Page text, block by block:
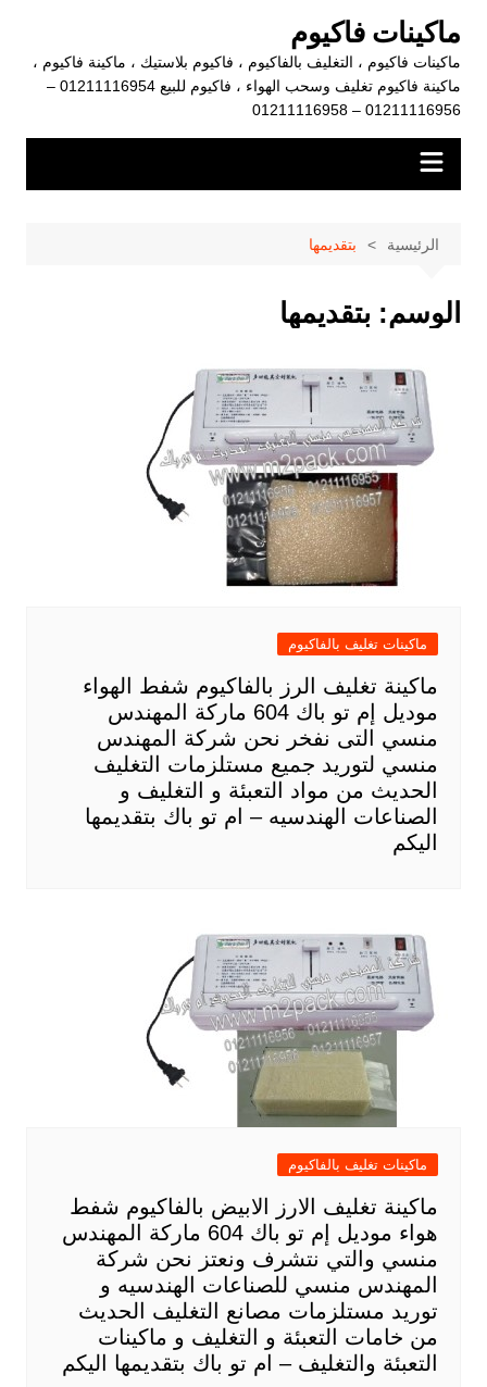
المحتوى
ماكينات فاكيوم
ماكينات فاكيوم ، التغليف بالفاكيوم ، فاكيوم بلاستيك ، ماكينة فاكيوم ،
ماكينة فاكيوم تغليف وسحب الهواء ، فاكيوم للبيع 01211116954 –
01211116956 – 01211116958
الرئيسية بتقديمها
الوسم: بتقديمها
ماكينات تغليف بالفاكيوم
ماكينة تغليف الرز بالفاكيوم شفط الهواء
موديل إم تو باك 604 ماركة المهندس
منسي التى نفخر نحن شركة المهندس
منسي لتوريد جميع مستلزمات التغليف
الحديث من مواد التعبئة و التغليف و
الصناعات الهندسيه – ام تو باك بتقديمها
اليكم
ماكينات تغليف بالفاكيوم
ماكينة تغليف الارز الابيض بالفاكيوم شفط
هواء موديل إم تو باك 604 ماركة المهندس
منسي والتي نتشرف ونعتز نحن شركة
المهندس منسي للصناعات الهندسيه و
توريد مستلزمات مصانع التغليف الحديث
من خامات التعبئة و التغليف و ماكينات
التعبئة والتغليف – ام تو باك بتقديمها اليكم